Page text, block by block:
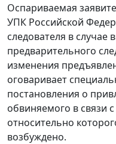
Оспариваемая
УПК Российской
следователя в случае
предварительного
изменения
оговаривает
постановления о
обвиняемого в связи
относительно
возбуждено.